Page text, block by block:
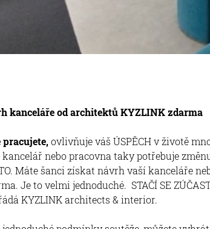
kanceláře od architektů KYZLINK zdarma
pracujete,ovlivňuje váš ÚSPĚCH v životě
kancelář nebo pracovna taky potřebuje
Máte šanci získat návrh vaší kanceláře
Je to velmi jednoduché. STAČÍ SE
KYZLINK architects & interior.